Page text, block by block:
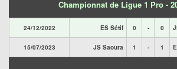
Championnat de Ligue 1 Pro -
24/12/2022 ES Sétif 0 - 0
15/07/2023 JS Saoura 1 - 1